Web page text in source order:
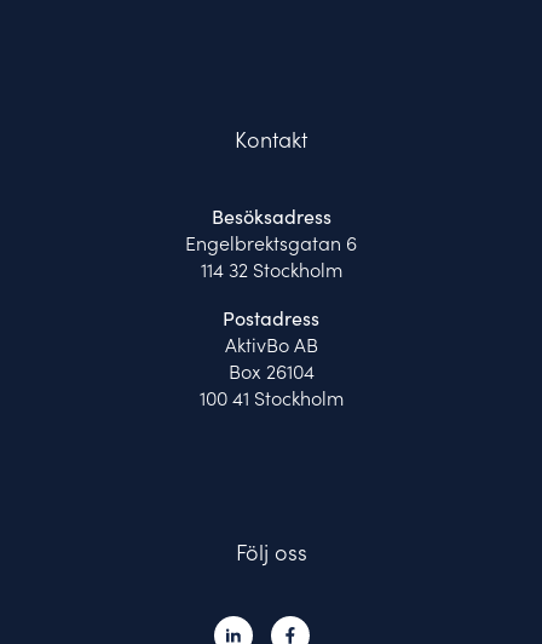
Kontakt
Besöksadress
Engelbrektsgatan 6
114 32 Stockholm
Postadress
AktivBo AB
Box 26104
100 41 Stockholm
Följ oss